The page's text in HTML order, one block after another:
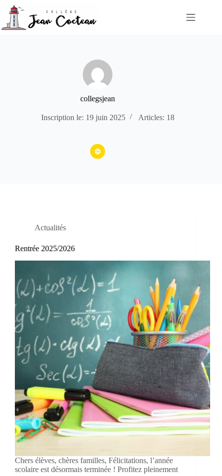
Passer
contenu
collegsjean
Inscription le: 19 juin 2025 Articles: 18
Actualités
Rentrée 2025/2026
Chers élèves, chères familles, Félicitations, l’année
scolaire est désormais terminée ! Profitez pleinement